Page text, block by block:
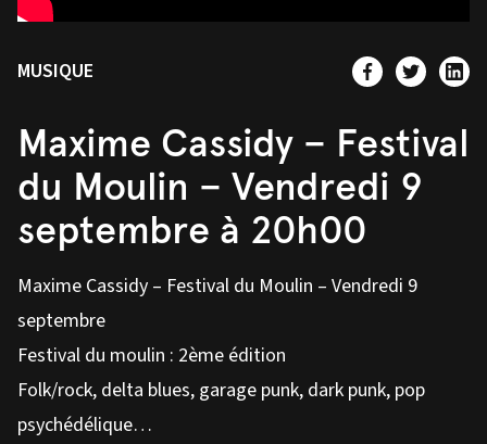
MUSIQUE
Maxime Cassidy – Festival
du Moulin – Vendredi 9
septembre à 20h00
Maxime Cassidy – Festival du Moulin – Vendredi 9
septembre
Festival du moulin : 2ème édition
Folk/rock, delta blues, garage punk, dark punk, pop
psychédélique…